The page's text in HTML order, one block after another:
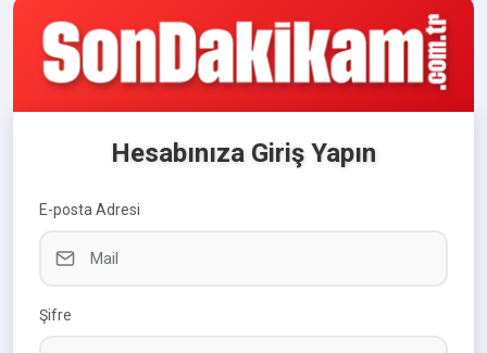
Hesabınıza Giriş Yapın
E-posta Adresi
Şifre